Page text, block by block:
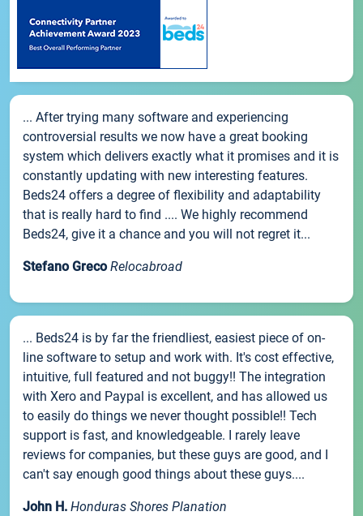
... After trying many software and experiencing
controversial results we now have a great booking
system which delivers exactly what it promises and it is
constantly updating with new interesting features.
Beds24 offers a degree of flexibility and adaptability
that is really hard to find .... We highly recommend
Beds24, give it a chance and you will not regret it...
Stefano Greco Relocabroad
... Beds24 is by far the friendliest, easiest piece of on-
line software to setup and work with. It's cost effective,
intuitive, full featured and not buggy!! The integration
with Xero and Paypal is excellent, and has allowed us
to easily do things we never thought possible!! Tech
support is fast, and knowledgeable. I rarely leave
reviews for companies, but these guys are good, and I
can't say enough good things about these guys....
John H. Honduras Shores Planation